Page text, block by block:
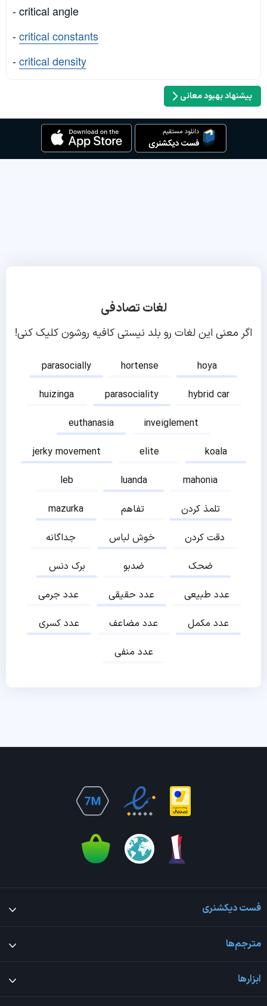
- critical angle
-critical constants
-critical density
پیشنهاد بهبود معانی
لغات تصادفی
اگر معنی این لغات رو بلد نیستی کافیه روشون کلیک کنی!
parasocially hortense
hoya
huizinga
parasociality
hybrid car
euthanasia
inveiglement
jerky movement
elite
koala
leb
luanda
mahonia
mazurka
تفاهم
تلمذ کردن
جداگانه
خوش لباس
دقت کردن
برک دنس
ضدبو
ضحک
عدد جرمی
عدد حقیقی
عدد طبیعی
عدد کسری
عدد مضاعف
عدد مکمل
عدد منفی
فست دیکشنری
مترجم‌ها
ابزارها